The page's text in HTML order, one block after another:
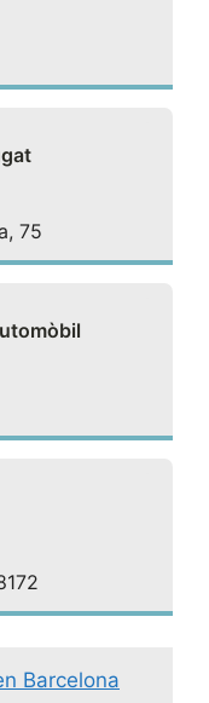
75
Barcelona